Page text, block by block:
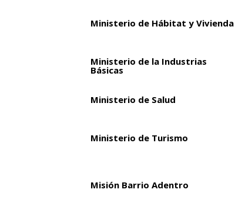
Ministerio de Hábitat y Vivienda
Ministerio de la Industrias
Básicas
Ministerio de Salud
Ministerio de Turismo
Misión Barrio Adentro